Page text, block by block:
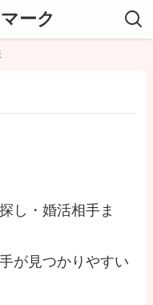
ーク
し・婚活相手ま
が見つかりやすい